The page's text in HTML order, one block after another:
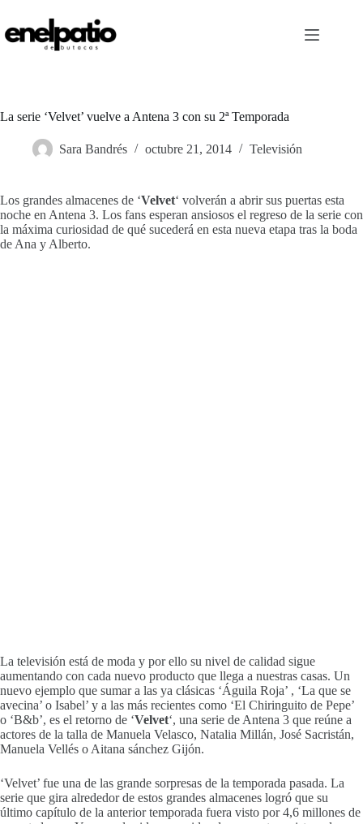
contenido
La serie ‘Velvet’ vuelve a Antena 3 con su 2ª Temporada
Sara Bandrés octubre 21, 2014 Televisión
Los grandes almacenes de ‘Velvet‘ volverán a abrir sus puertas esta
noche en Antena 3. Los fans esperan ansiosos el regreso de la serie con
la máxima curiosidad de qué sucederá en esta nueva etapa tras la boda
de Ana y Alberto.
La televisión está de moda y por ello su nivel de calidad sigue
aumentando con cada nuevo producto que llega a nuestras casas. Un
nuevo ejemplo que sumar a las ya clásicas ‘Águila Roja’ , ‘La que se
avecina’ o Isabel’ y a las más recientes como ‘El Chiringuito de Pepe’
o ‘B&b’, es el retorno de ‘Velvet‘, una serie de Antena 3 que reúne a
actores de la talla de Manuela Velasco, Natalia Millán, José Sacristán,
Manuela Vellés o Aitana sánchez Gijón.
‘Velvet’ fue una de las grande sorpresas de la temporada pasada. La
serie que gira alrededor de estos grandes almacenes logró que su
último capítulo de la anterior temporada fuera visto por 4,6 millones de